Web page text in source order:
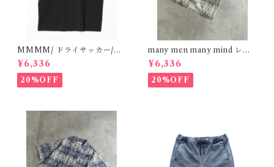
MMMM/ ドライサッカー/オ
ープンカラーシャツ BLACK
15130M26
¥6,336
20%OFF
many men many mind レー
ヨン 総柄シャツ バティック ネ
イティブ ブラック M261506
0
¥6,336
20%OFF